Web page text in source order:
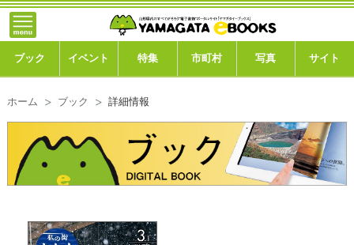
ブック イベント 特集 市町村 写真 サイト
ホーム ブック 詳細情報
トップ
ブック
市町村
このサイトについて
}; -->